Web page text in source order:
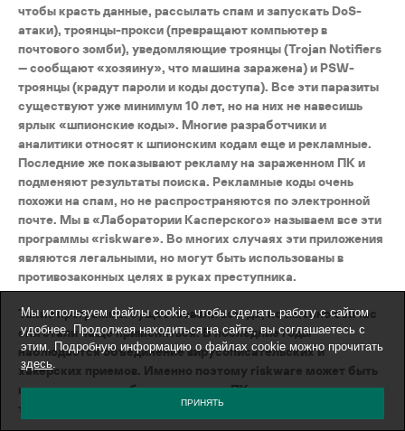
чтобы красть данные, рассылать спам и запускать DoS-
атаки), троянцы-прокси (превращают компьютер в
почтового зомби), уведомляющие троянцы (Trojan Notifiers
— сообщают «хозяину», что машина заражена) и PSW-
троянцы (крадут пароли и коды доступа). Все эти паразиты
существуют уже минимум 10 лет, но на них не навесишь
ярлык «шпионские коды». Многие разработчики и
аналитики относят к шпионским кодам еще и рекламные.
Последние же показывают рекламу на зараженном ПК и
подменяют результаты поиска. Рекламные коды очень
похожи на спам, но не распространяются по электронной
почте. Мы в «Лаборатории Касперского» называем все эти
программы «riskware». Во многих случаях эти приложения
являются легальными, но могут быть использованы в
противозаконных целях в руках преступника.
Такие программы существовали всегда, но именно сейчас
они стали чаще применяться. В последние годы
наблюдается объединение вирусописательских и
хакерских приемов. Именно поэтому riskware может быть
использовано, чтобы доставить на ПК вирусы, черви или
троянцы, а также украсть конфиденциальные данные.
Мы используем файлы cookie, чтобы сделать работу с сайтом
удобнее. Продолжая находиться на сайте, вы соглашаетесь с
этим. Подробную информацию о файлах cookie можно прочитать
здесь.
ПРИНЯТЬ